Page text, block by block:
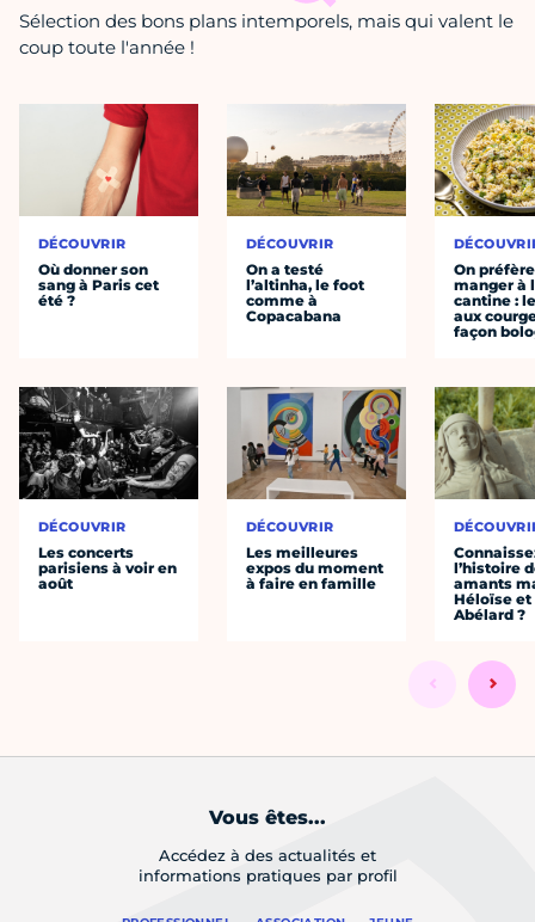
Sélection des bons plans intemporels, mais qui valent le
coup toute l'année !
DÉCOUVRIR
Où donner son
sang à Paris cet
été ?
DÉCOUVRIR
Les concerts
parisiens à voir en
août
DÉCOUVRIR
On a testé
l’altinha, le foot
comme à
Copacabana
DÉCOUVRIR
Les meilleures
expos du moment
à faire en famille
On préfère
manger à
cantine :
aux
façon
l’histoire
amants
Héloïse et
Abélard ?
Vous êtes...
Accédez à des actualités et
informations pratiques par profil